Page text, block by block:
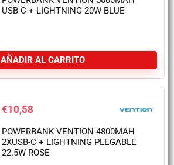
USB-C + LIGHTNING 20W BLUE
AÑADIR AL CARRITO
€10,58
POWERBANK VENTION 4800MAH
2XUSB-C + LIGHTNING PLEGABLE
22.5W ROSE